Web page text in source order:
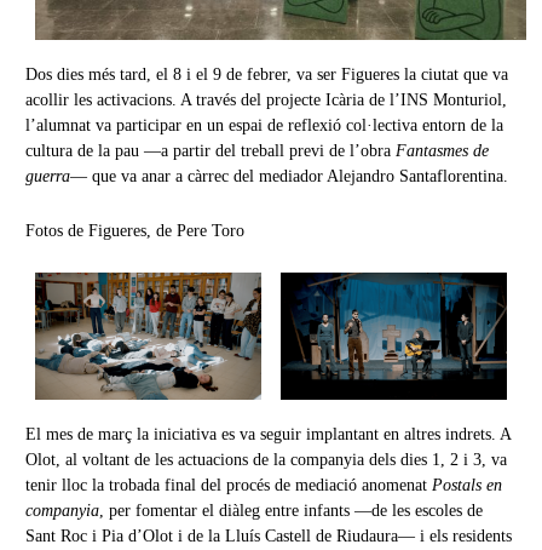
Dos dies més tard, el 8 i el 9 de febrer, va ser Figueres la ciutat que va
acollir les activacions. A través del projecte Icària de l’INS Monturiol,
l’alumnat va participar en un espai de reflexió col·lectiva entorn de la
cultura de la pau —a partir del treball previ de l’obra Fantasmes de
guerra— que va anar a càrrec del mediador Alejandro Santaflorentina.
Fotos de Figueres, de Pere Toro
El mes de març la iniciativa es va seguir implantant en altres indrets. A
Olot, al voltant de les actuacions de la companyia dels dies 1, 2 i 3, va
tenir lloc la trobada final del procés de mediació anomenat Postals en
companyia , per fomentar el diàleg entre infants —de les escoles de
Sant Roc i Pia d’Olot i de la Lluís Castell de Riudaura— i els residents